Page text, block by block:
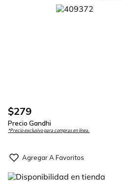
$279
Precio Gandhi
*Precio exclusivo para compras en línea.